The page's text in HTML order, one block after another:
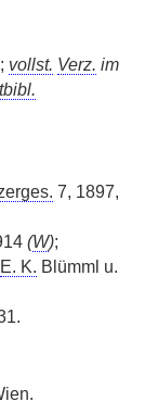
vollst. Verz. im
7, 1897,
(W);
E. K. Blümml u.